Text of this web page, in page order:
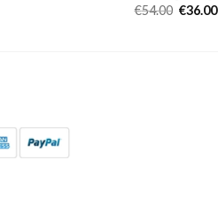
€54.00 €36.00